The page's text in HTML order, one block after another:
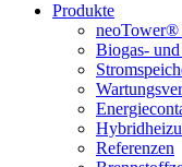
Produkte
Biogas-
Referenzen